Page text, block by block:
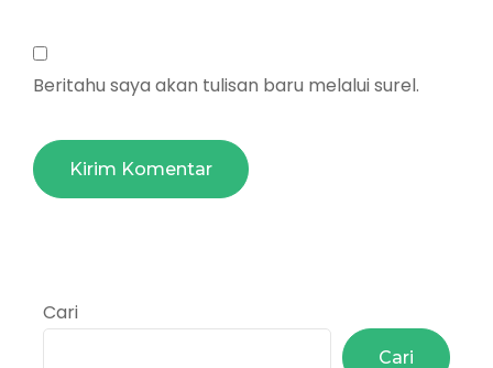
Beritahu saya akan tulisan baru melalui surel.
Cari
Cari